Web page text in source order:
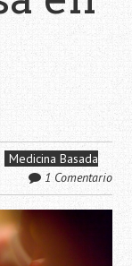
Medicina Basada
1 Comentario